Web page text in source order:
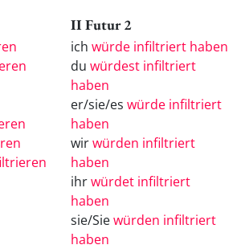
II Futur 2
ich würde infiltriert haben
du würdest infiltriert
haben
er/sie/es würde infiltriert
haben
wirwürden infiltriert
haben
ihrwürdet infiltriert
haben
sie/Siewürden infiltriert
haben